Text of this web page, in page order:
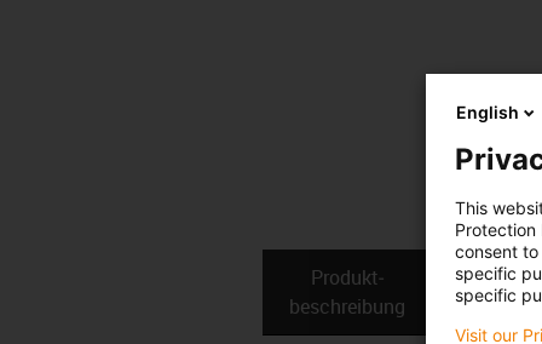
Produkt­
beschreibung
Daten
English
This
Protection
consent
specific
specific
Visit our